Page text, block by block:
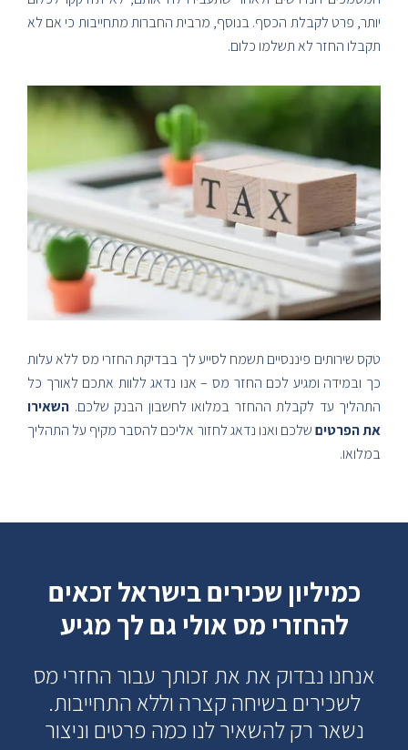
יותר, פרט לקבלת הכסף. בנוסף, מרבית החברות מתחייבות כי אם לא
תקבלו החזר לא תשלמו כלום.
טקס שירותים פיננסיים תשמח לסייע לך בבדיקת החזרי מס ללא עלות
כך ובמידה ומגיע לכם החזר מס – אנו נדאג ללוות אתכם לאורך כל
התהליך עד לקבלת ההחזר במלואו לחשבון הבנק שלכם. השאירו
את הפרטיםשלכם ואנו נדאג לחזור אליכם להסבר מקיף על התהליך
במלואו.
כמיליון שכירים בישראל זכאים
להחזרי מס אולי גם לך מגיע
אנחנו נבדוק את את זכותך עבור החזרי מס
לשכירים בשיחה קצרה וללא התחייבות.
נשאר רק להשאיר לנו כמה פרטים וניצור